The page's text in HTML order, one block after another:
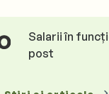
Salarii în
post